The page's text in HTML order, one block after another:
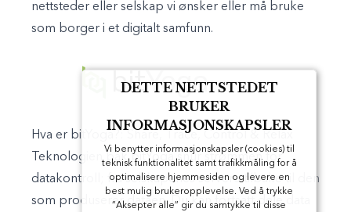
nettsteder eller selskap vi ønsker eller må bruke
som borger i et digitalt samfunn.
Hva er bitYoga?:
Share, Trace, Control & Relax
Teknologien bak bitYoga snur strømmen for
datakontroll; fra selskapenes servere tilbake til den
som produserer dataen. Du kan fortsatt dele data
DETTE NETTSTEDET
BRUKER
INFORMASJONSKAPSLER
Vi benytter informasjonskapsler (cookies) til
teknisk funktionalitet samt trafikkmåling for å
optimalisere hjemmesiden og levere en
best mulig brukeropplevelse. Ved å trykke
”Aksepter alle” gir du samtykke til disse